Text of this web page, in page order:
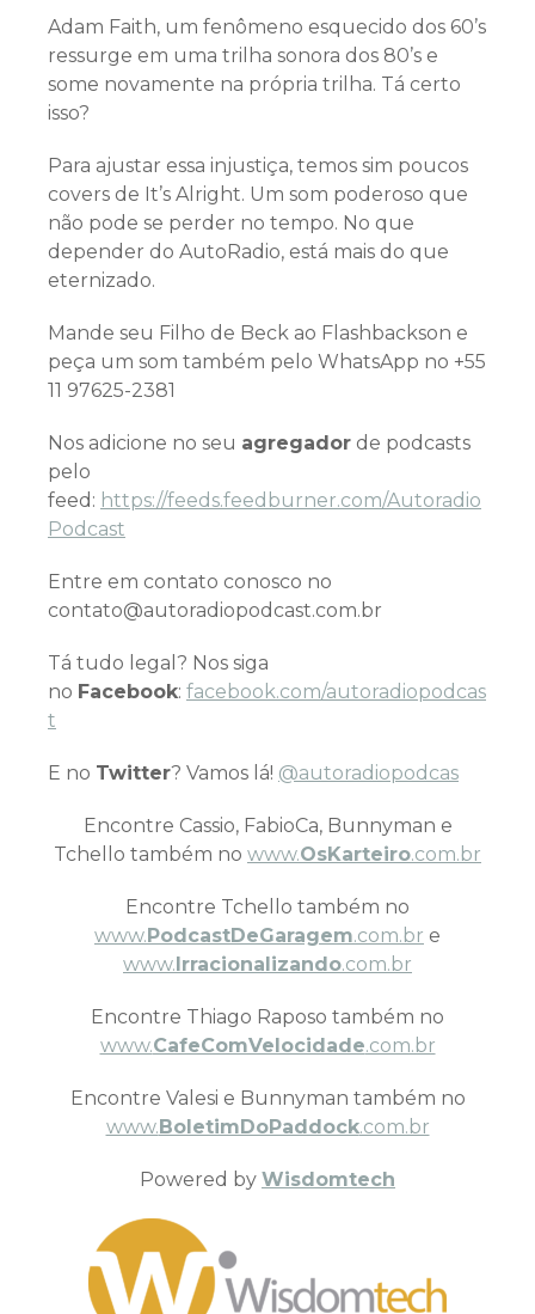
Adam Faith, um fenômeno esquecido dos 60’s
ressurge em uma trilha sonora dos 80’s e
some novamente na própria trilha. Tá certo
isso?
Para ajustar essa injustiça, temos sim poucos
covers de It’s Alright. Um som poderoso que
não pode se perder no tempo. No que
depender do AutoRadio, está mais do que
eternizado.
Mande seu Filho de Beck ao Flashbackson e
peça um som também pelo WhatsApp no +55
11 97625-2381
Nos adicione no seu agregador de podcasts
pelo
feed: https://feeds.feedburner.com/Autoradio
Podcast
Entre em contato conosco no
contato@autoradiopodcast.com.br
Tá tudo legal? Nos siga
no Facebook: facebook.com/autoradiopodcas
t
E no Twitter? Vamos lá! @autoradiopodcas
Encontre Cassio, FabioCa, Bunnyman e
Tchello também no www.OsKarteiro.com.br
Encontre Tchello também no
www.PodcastDeGaragem.com.br e
www.Irracionalizando.com.br
Encontre Thiago Raposo também no
www.CafeComVelocidade.com.br
Encontre Valesi e Bunnyman também no
www.BoletimDoPaddock.com.br
Powered by Wisdomtech